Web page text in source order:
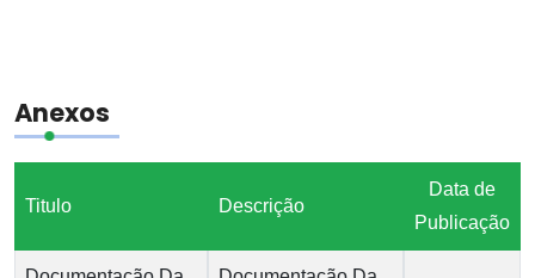
Anexos
Titulo Descrição
Data de
Publicação